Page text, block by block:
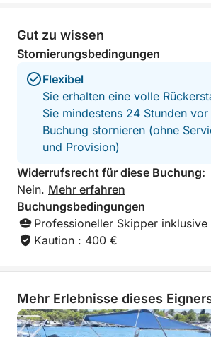
Gut zu wissen
Stornierungsbedingungen
Flexibel
Sie erhalten eine volle
Sie mindestens 24 Stunden
Buchung stornieren (ohne
und Provision)
Widerrufsrecht für diese Buchung:
Nein. Mehr erfahren
Buchungsbedingungen
Professioneller Skipper inklusive
Kaution : 400 €
Mehr Erlebnisse dieses